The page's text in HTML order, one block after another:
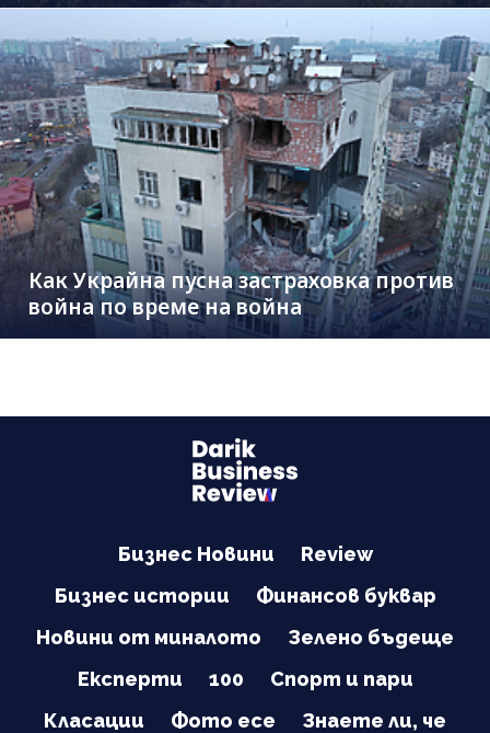
Как Украйна пусна застраховка против
война по време на война
Бизнес Новини
Review
Бизнес истории
Финансов буквар
Новини от миналото
Зелено бъдеще
Експерти
100
Спорт и пари
Класации
Фото есе Знаете ли, че